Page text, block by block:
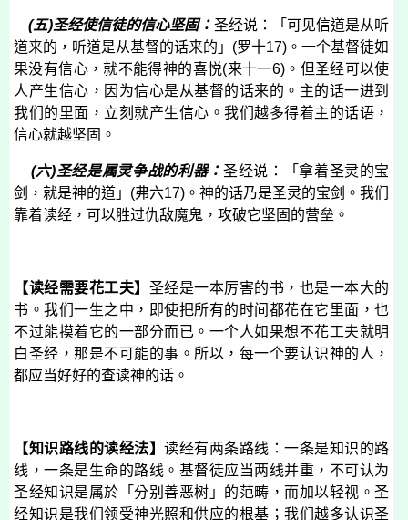
(五)圣经使信徒的信心坚固： 圣经说：「可见信道是从听
道来的，听道是从基督的话来的」 (罗十17) 。一个基督徒如
果没有信心，就不能得神的喜悦(来十一6)。但圣经可以使
人产生信心，因为信心是从基督的话来的。主的话一进到
我们的里面，立刻就产生信心。我们越多得着主的话语，
信心就越坚固。
(六)圣经是属灵争战的利器： 圣经说：「拿着圣灵的宝
剑，就是神的道」 (弗六17) 。神的话乃是圣灵的宝剑。我们
靠着读经，可以胜过仇敌魔鬼，攻破它坚固的营垒。
【读经需要花工夫】 圣经是一本厉害的书，也是一本大的
书。我们一生之中，即使把所有的时间都花在它里面，也
不过能摸着它的一部分而已。一个人如果想不花工夫就明
白圣经，那是不可能的事。所以，每一个要认识神的人，
都应当好好的查读神的话。
【知识路线的读经法】读经有两条路线：一条是知识的路
线，一条是生命的路线。基督徒应当两线并重，不可认为
圣经知识是属於「分别善恶树」的范畴，而加以轻视。圣
经知识是我们领受神光照和供应的根基；我们越多认识圣